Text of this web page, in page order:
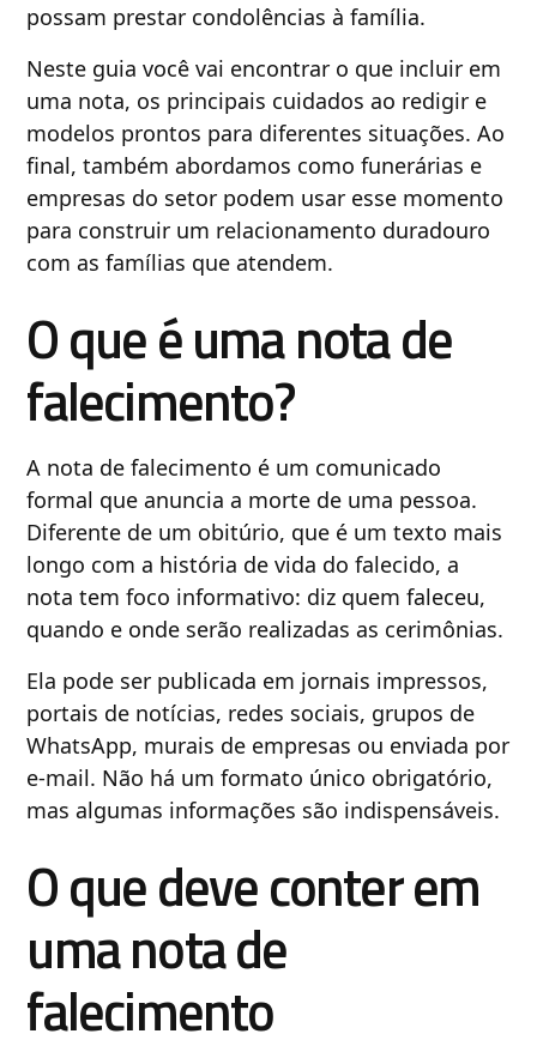
possam prestar condolências à família.
Neste guia você vai encontrar o que incluir em
uma nota, os principais cuidados ao redigir e
modelos prontos para diferentes situações. Ao
final, também abordamos como funerárias e
empresas do setor podem usar esse momento
para construir um relacionamento duradouro
com as famílias que atendem.
O que é uma nota de
falecimento?
A nota de falecimento é um comunicado
formal que anuncia a morte de uma pessoa.
Diferente de um obitúrio, que é um texto mais
longo com a história de vida do falecido, a
nota tem foco informativo: diz quem faleceu,
quando e onde serão realizadas as cerimônias.
Ela pode ser publicada em jornais impressos,
portais de notícias, redes sociais, grupos de
WhatsApp, murais de empresas ou enviada por
e-mail. Não há um formato único obrigatório,
mas algumas informações são indispensáveis.
O que deve conter em
uma nota de
falecimento